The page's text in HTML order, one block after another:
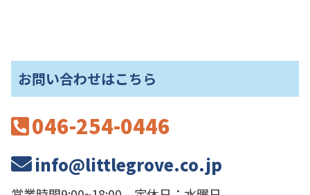
お問い合わせはこちら
046-254-0446
info@littlegrove.co.jp